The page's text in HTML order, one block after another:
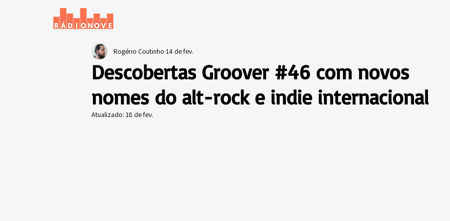
Descobertas Groover #46 com novos
nomes do alt-rock e indie internacional
Rogério Coutinho 14 de fev.
Atualizado: 18 de fev.